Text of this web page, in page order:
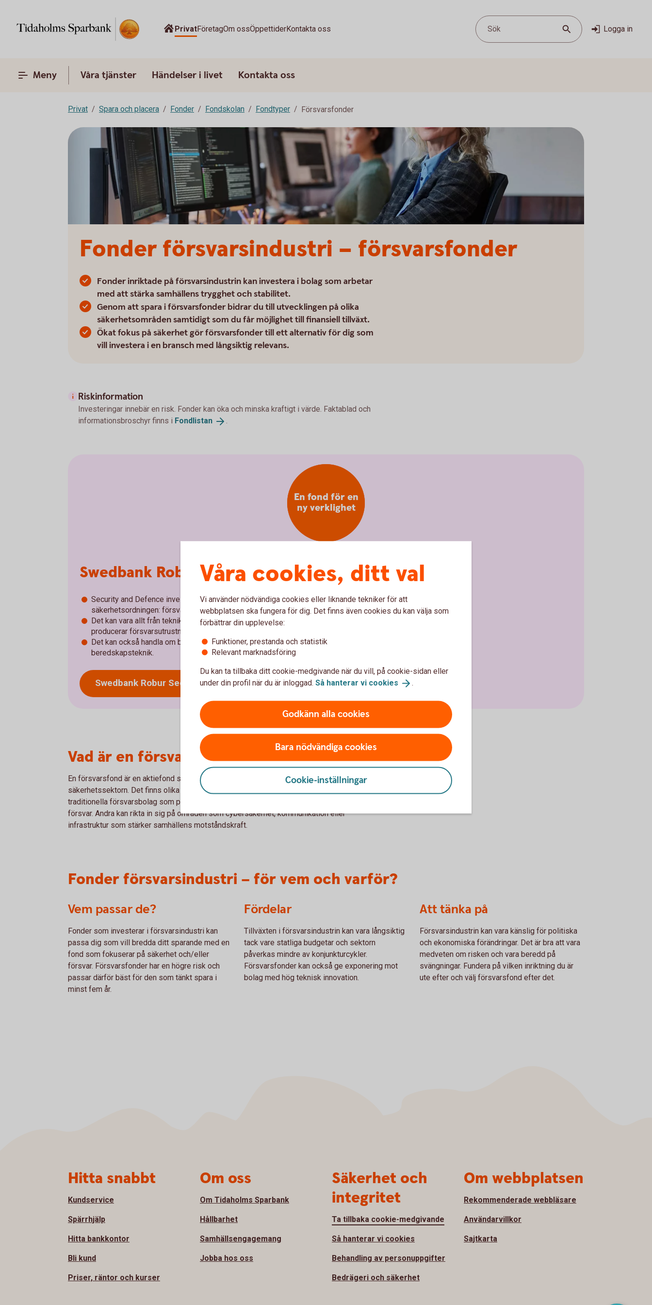
PrivatFöretagOm ossÖppettiderKontakta oss Sök Logga in
Meny Våra tjänster Händelser i livet Kontakta oss
Privat Spara och placera Fonder Fondskolan Fondtyper Försvarsfonder
Fonder försvarsindustri – försvarsfonder
Fonder inriktade på försvarsindustrin kan investera i bolag som arbetar
med att stärka samhällens trygghet och stabilitet.
Genom att spara i försvarsfonder bidrar du till utvecklingen på olika
säkerhetsområden samtidigt som du får möjlighet till finansiell tillväxt.
Ökat fokus på säkerhet gör försvarsfonder till ett alternativ för dig som
vill investera i en bransch med långsiktig relevans.
Riskinformation
Investeringar innebär en risk. Fonder kan öka och minska kraftigt i värde. Faktablad och
informationsbroschyr finns i Fondlistan .
Swedbank Robur Security and Defence
Security and Defence investerar globalt i bolag som bygger den nya
säkerhetsordningen: försvar, cybersäkerhet och civil beredskap.
Det kan vara allt från teknikföretag som utvecklar cyber­skydd till industribolag som
producerar försvarsutrustning eller säkerhetslösningar.
Det kan också handla om bolag inom samhällskritisk infrastruktur eller
beredskapsteknik.
Swedbank Robur Security and Defence - se utveckling
En fond för en
ny verklighet
Vad är en försvarsfond?
En försvarsfond är en aktiefond som riktar sig mot bolag inom försvars- och
säkerhetssektorn. Det finns olika typer av försvarsfonder. Vissa fokuserar på
traditionella försvarsbolag som producerar utrustning och teknik för militärt
försvar. Andra kan rikta in sig på områden som cybersäkerhet, kommunikation eller
infrastruktur som stärker samhällens motståndskraft.
Fonder försvarsindustri – för vem och varför?
Vem passar de?
Fonder som investerar i försvarsindustri kan
passa dig som vill bredda ditt sparande med en
fond som fokuserar på säkerhet och/eller
försvar. Försvarsfonder har en högre risk och
passar därför bäst för den som tänkt spara i
minst fem år.
Fördelar
Tillväxten i försvarsindustrin kan vara långsiktig
tack vare statliga budgetar och sektorn
påverkas mindre av konjunkturcykler.
Försvarsfonder kan också ge exponering mot
bolag med hög teknisk innovation.
Att tänka på
Försvarsindustrin kan vara känslig för politiska
och ekonomiska förändringar. Det är bra att vara
medveten om risken och vara beredd på
svängningar. Fundera på vilken inriktning du är
ute efter och välj försvarsfond efter det.
Våra cookies, ditt val
Vi använder nödvändiga cookies eller liknande tekniker för att
webbplatsen ska fungera för dig. Det finns även cookies du kan välja som
förbättrar din upplevelse:
Funktioner, prestanda och statistik
Relevant marknadsföring
Du kan ta tillbaka ditt cookie-medgivande när du vill, på cookie-sidan eller
under din profil när du är inloggad. Så hanterar vi cookies .
Godkänn alla cookies
Bara nödvändiga cookies
Cookie-inställningar
Hitta snabbt
Kundservice
Spärrhjälp
Hitta bankkontor
Bli kund
Priser, räntor och kurser
Om oss
Om Tidaholms Sparbank
Hållbarhet
Samhällsengagemang
Jobba hos oss
Säkerhet och
integritet
Ta tillbaka cookie-medgivande
Så hanterar vi cookies
Behandling av personuppgifter
Bedrägeri och säkerhet
Om webbplatsen
Rekommenderade webbläsare
Användarvillkor
Sajtkarta